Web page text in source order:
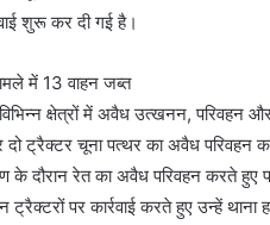
शुरू कर दी गई है।
क्षेत्रों में अवैध उत्खनन, परिवहन
दो ट्रैक्टर चूना पत्थर का अवैध
के दौरान रेत का अवैध परिवहन करते
ट्रैक्टरों पर कार्रवाई करते हुए उन्हें